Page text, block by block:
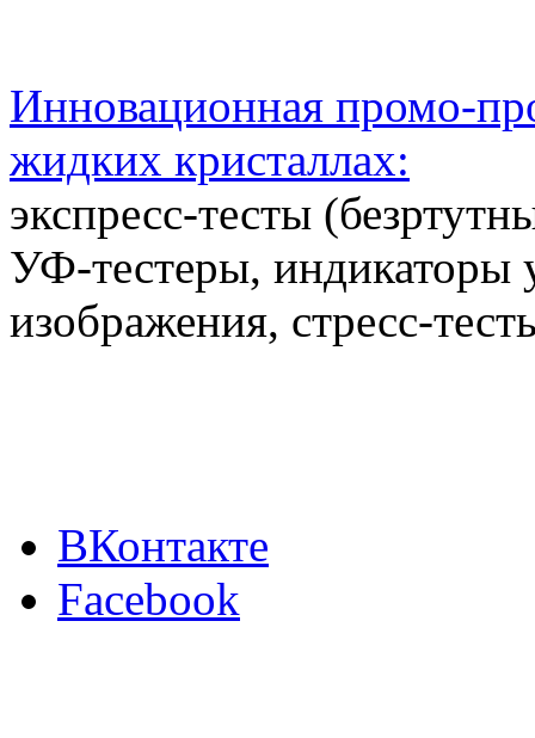
Инновационная промо-
жидких кристаллах:
экспресс-тесты
УФ-тестеры, индикаторы
изображения, стресс-
ВКонтакте
Facebook